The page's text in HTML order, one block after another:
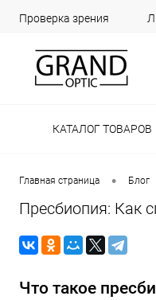
Проверка зрения
КАТАЛОГ ТОВАРОВ
Главная страница • Блог
Пресбиопия: Как
Что такое